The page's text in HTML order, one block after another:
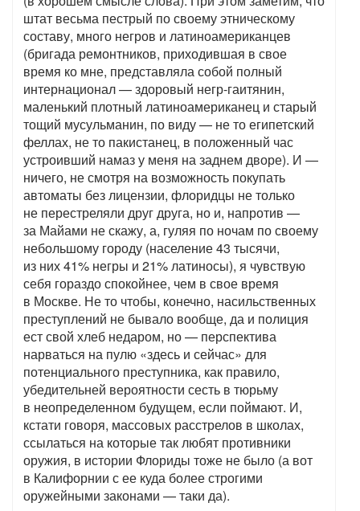
штат весьма пестрый по своему этническому
составу, много негров и латиноамериканцев
(бригада ремонтников, приходившая в свое
время ко мне, представляла собой полный
интернационал — здоровый негр-гаитянин,
маленький плотный латиноамериканец и старый
тощий мусульманин, по виду — не то египетский
феллах, не то пакистанец, в положенный час
устроивший намаз у меня на заднем дворе). И —
ничего, не смотря на возможность покупать
автоматы без лицензии, флоридцы не только
не перестреляли друг друга, но и, напротив —
за Майами не скажу, а, гуляя по ночам по своему
небольшому городу (население 43 тысячи,
из них 41% негры и 21% латиносы), я чувствую
себя гораздо спокойнее, чем в свое время
в Москве. Не то чтобы, конечно, насильственных
преступлений не бывало вообще, да и полиция
ест свой хлеб недаром, но — перспектива
нарваться на пулю «здесь и сейчас» для
потенциального преступника, как правило,
убедительней вероятности сесть в тюрьму
в неопределенном будущем, если поймают. И,
кстати говоря, массовых расстрелов в школах,
ссылаться на которые так любят противники
оружия, в истории Флориды тоже не было (а вот
в Калифорнии с ее куда более строгими
оружейными законами — таки да).